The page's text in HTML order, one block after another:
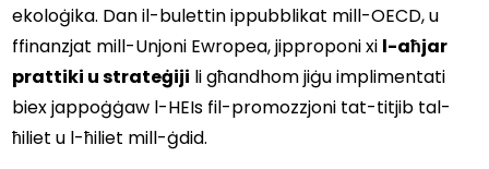
ekoloġika. Dan il-bulettin ippubblikat mill-OECD, u
ffinanzjat mill-Unjoni Ewropea, jipproponi xi l-aħjar
prattiki u strateġiji li għandhom jiġu implimentati
biex jappoġġaw l-HEIs fil-promozzjoni tat-titjib tal-
ħiliet u l-ħiliet mill-ġdid.